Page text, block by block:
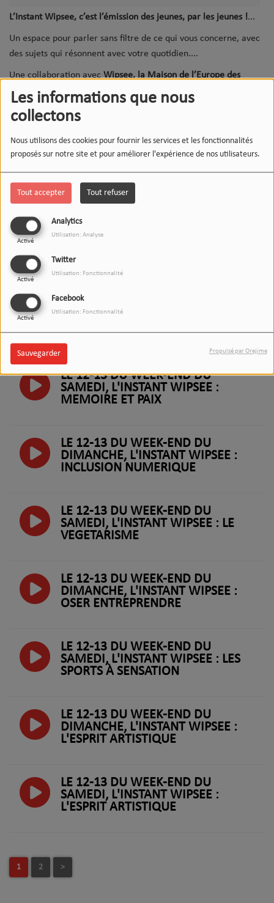
Les informations que nous
collectons
Nous utilisons des cookies pour fournir les services et les fonctionnalités
proposés sur notre site et pour améliorer l'expérience de nos utilisateurs.
Tout accepter Tout refuser
Analytics
Activé
Utilisation: Analyse
Twitter
Activé
Utilisation: Fonctionnalité
Facebook
Activé
Utilisation: Fonctionnalité
Sauvegarder Propulsé par Orejime
L’Instant Wipsee, c’est l’émission des jeunes, par les jeunes !
Un espace pour parler sans filtre de ce qui vous concerne, avec
des sujets qui résonnent avec votre quotidien.
Une collaboration avec Wipsee, la Maison de l’Europe des
Landes – parce que votre parole mérite d’être entendue.
À écouter en podcast mais
LIRE LA SUITE
LE 12-13 DU WEEK-END DU
SAMEDI, L'INSTANT WIPSEE : DETOX
NUMERIQUE
LE 12-13 DU WEEK-END DU
JEUNES ET L'AMOUR
LE 12-13 DU WEEK-END DU
CYBERSECURITE
LE 12-13 DU WEEK-END DU
SAMEDI, L'INSTANT WIPSEE :
MEMOIRE ET PAIX
LE 12-13 DU WEEK-END DU
DIMANCHE, L'INSTANT WIPSEE :
INCLUSION NUMERIQUE
LE 12-13 DU WEEK-END DU
SAMEDI, L'INSTANT WIPSEE : LE
VEGETARISME
LE 12-13 DU WEEK-END DU
DIMANCHE, L'INSTANT WIPSEE :
OSER ENTREPRENDRE
LE 12-13 DU WEEK-END DU
SAMEDI, L'INSTANT WIPSEE : LES
SPORTS À SENSATION
LE 12-13 DU WEEK-END DU
DIMANCHE, L'INSTANT WIPSEE :
L'ESPRIT ARTISTIQUE
LE 12-13 DU WEEK-END DU
SAMEDI, L'INSTANT WIPSEE :
L'ESPRIT ARTISTIQUE
1 2 >